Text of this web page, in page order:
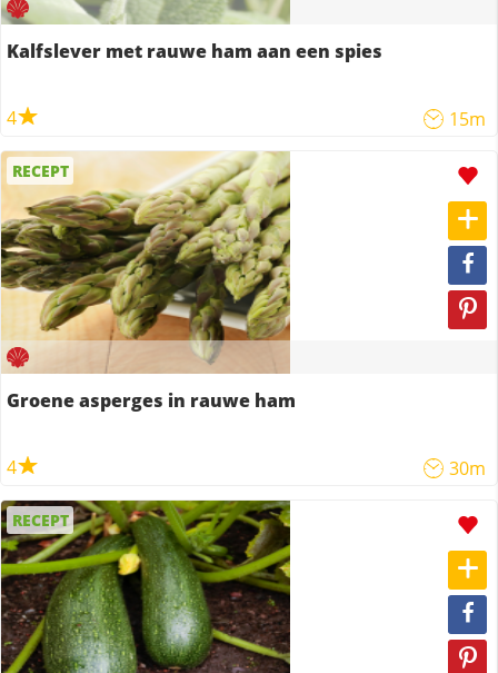
Kalfslever met rauwe ham aan een spies
4 15m
RECEPT
Groene asperges in rauwe ham
4 30m
RECEPT